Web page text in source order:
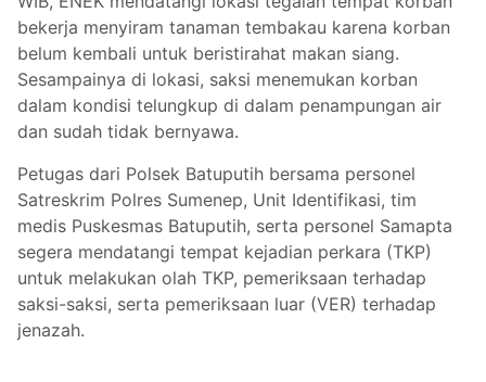
bekerja menyiram tanaman tembakau karena korban
belum kembali untuk beristirahat makan siang.
Sesampainya di lokasi, saksi menemukan korban
dalam kondisi telungkup di dalam penampungan air
dan sudah tidak bernyawa.
Petugas dari Polsek Batuputih bersama personel
Satreskrim Polres Sumenep, Unit Identifikasi, tim
medis Puskesmas Batuputih, serta personel Samapta
segera mendatangi tempat kejadian perkara (TKP)
untuk melakukan olah TKP, pemeriksaan terhadap
saksi-saksi, serta pemeriksaan luar (VER) terhadap
jenazah.